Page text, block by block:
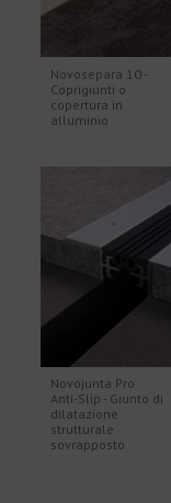
Novosepara 10 -
Coprigiunti o
copertura in
alluminio
Novojunta Pro
Anti-Slip - Giunto di
dilatazione
strutturale
sovrapposto